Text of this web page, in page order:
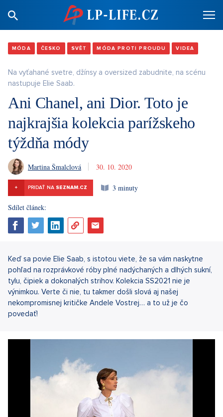
MÓDA ČESKO SVĚT MÓDA PROTI PROUDU VIDEA
Na vyťahané svetre, džínsy a oversized zabudnite, na scénu
nastupuje Elie Saab.
Ani Chanel, ani Dior. Toto je
najkrajšia kolekcia parížskeho
týždňa módy
Martina Šmalclová 30. 10. 2020
+ PRIDAŤ NA SEZNAM.CZ 3 minuty
Sdílet článek:
Keď sa povie Elie Saab, s istotou viete, že sa vám naskytne
pohľad na rozprávkové róby plné nadýchaných a dlhých sukní,
tylu, čipiek a dokonalých strihov. Kolekcia SS2021 nie je
výnimkou. Verte či nie, tu takmer došli slová aj našej
nekompromisnej kritičke Andele Vostrej… a to už je čo
povedať!